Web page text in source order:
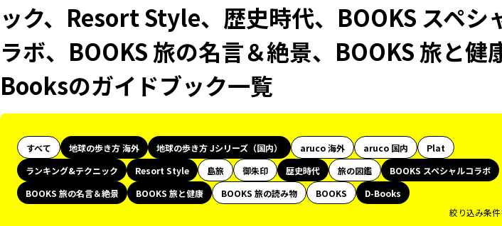
ック、Resort Style、歴史時代、BOOKS スペシ
ラボ、BOOKS 旅の名言＆絶景、BOOKS 旅と健
Booksのガイドブック一覧
すべて 地球の歩き方 海外 地球の歩き方 Jシリーズ（国内） aruco 海外 aruco 国内
Plat
ランキング&テクニック
Resort Style 島旅 御朱印 歴史時代 旅の図鑑
BOOKS スペシャルコラボ
BOOKS 旅の名言＆絶景
BOOKS 旅と健康 BOOKS 旅の読み物 BOOKS
D-Books
絞り込み条